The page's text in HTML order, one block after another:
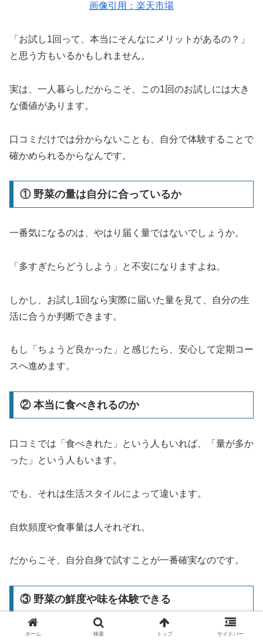
画像引用：楽天市場
「お試し1回って、本当にそんなにメリットがあるの？」
と思う方もいるかもしれません。
実は、一人暮らしだからこそ、この1回のお試しには大き
な価値があります。
口コミだけでは分からないことも、自分で体験することで
確かめられるからなんです。
① 野菜の量は自分に合っているか
一番気になるのは、やはり届く量ではないでしょうか。
「多すぎたらどうしよう」と不安になりますよね。
しかし、お試し1回なら実際に届いた量を見て、自分の生
活に合うか判断できます。
もし「ちょうど良かった」と感じたら、安心して定期コー
スへ進めます。
② 本当に食べきれるのか
口コミでは「食べきれた」という人もいれば、「量が多か
った」という人もいます。
でも、それは生活スタイルによって違います。
自炊頻度や食事量は人それぞれ。
だからこそ、自分自身で試すことが一番確実なのです。
③ 野菜の鮮度や味を体験できる
口コミで「新鮮だった」と書かれていても、自分が満足で
ホーム 検索 トップ サイドバー